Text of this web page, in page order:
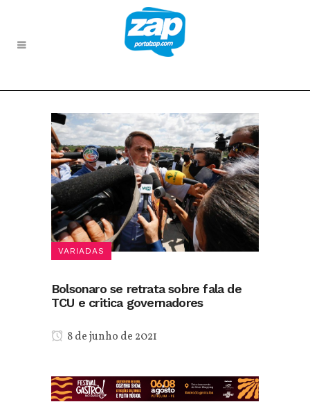
VARIADAS
Bolsonaro se retrata sobre fala de
TCU e critica governadores
8 de junho de 2021